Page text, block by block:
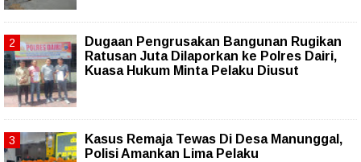
Dugaan Pengrusakan Bangunan Rugikan
Ratusan Juta Dilaporkan ke Polres Dairi,
Kuasa Hukum Minta Pelaku Diusut
Kasus Remaja Tewas Di Desa Manunggal,
Polisi Amankan Lima Pelaku